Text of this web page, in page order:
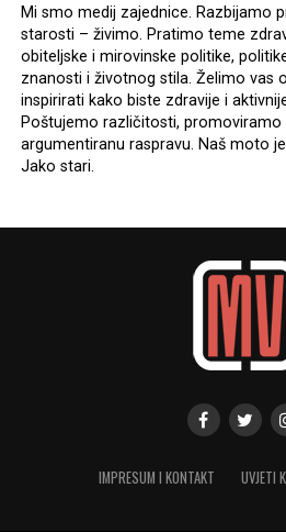
Mi smo medij zajednice. Razbijamo
starosti – živimo. Pratimo teme
obiteljske i mirovinske politike,
znanosti i životnog stila. Želimo vas
inspirirati kako biste zdravije i
Poštujemo različitosti,
argumentiranu raspravu. Naš moto
Jako stari.
IMPRESUM I KONTAKT UVJETI